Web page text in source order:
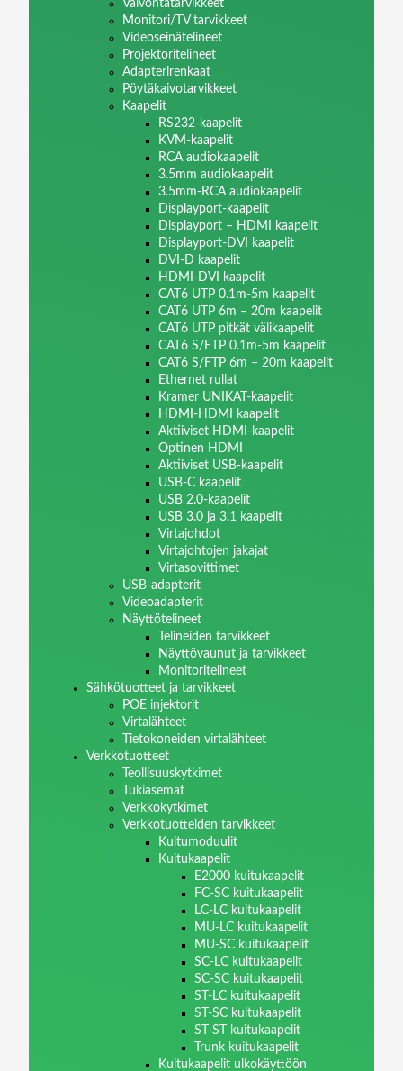
Valvontatarvikkeet
Monitori/TV tarvikkeet
Videoseinätelineet
Projektoritelineet
Adapterirenkaat
Pöytäkaivotarvikkeet
Kaapelit
RS232-kaapelit
KVM-kaapelit
RCA audiokaapelit
3.5mm audiokaapelit
3.5mm-RCA audiokaapelit
Displayport-kaapelit
Displayport – HDMI kaapelit
Displayport-DVI kaapelit
DVI-D kaapelit
HDMI-DVI kaapelit
CAT6 UTP 0.1m-5m kaapelit
CAT6 UTP 6m – 20m kaapelit
CAT6 UTP pitkät välikaapelit
CAT6 S/FTP 0.1m-5m kaapelit
CAT6 S/FTP 6m – 20m kaapelit
Ethernet rullat
Kramer UNIKAT-kaapelit
HDMI-HDMI kaapelit
Aktiiviset HDMI-kaapelit
Optinen HDMI
Aktiiviset USB-kaapelit
USB-C kaapelit
USB 2.0-kaapelit
USB 3.0 ja 3.1 kaapelit
Virtajohdot
Virtajohtojen jakajat
Virtasovittimet
USB-adapterit
Videoadapterit
Näyttötelineet
Telineiden tarvikkeet
Näyttövaunut ja tarvikkeet
Monitoritelineet
Sähkötuotteet ja tarvikkeet
POE injektorit
Virtalähteet
Tietokoneiden virtalähteet
Verkkotuotteet
Teollisuuskytkimet
Tukiasemat
Verkkokytkimet
Verkkotuotteiden tarvikkeet
Kuitumoduulit
Kuitukaapelit
E2000 kuitukaapelit
FC-SC kuitukaapelit
LC-LC kuitukaapelit
MU-LC kuitukaapelit
MU-SC kuitukaapelit
SC-LC kuitukaapelit
SC-SC kuitukaapelit
ST-LC kuitukaapelit
ST-SC kuitukaapelit
ST-ST kuitukaapelit
Trunk kuitukaapelit
Kuitukaapelit ulkokäyttöön